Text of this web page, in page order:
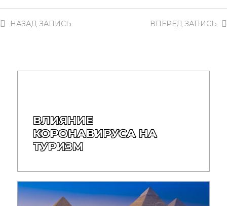
ВПЕРЕД ЗАПИСЬ
НАЗАД ЗАПИСЬ
ВЛИЯНИЕ
КОРОНАВИРУСА НА
ТУРИЗМ